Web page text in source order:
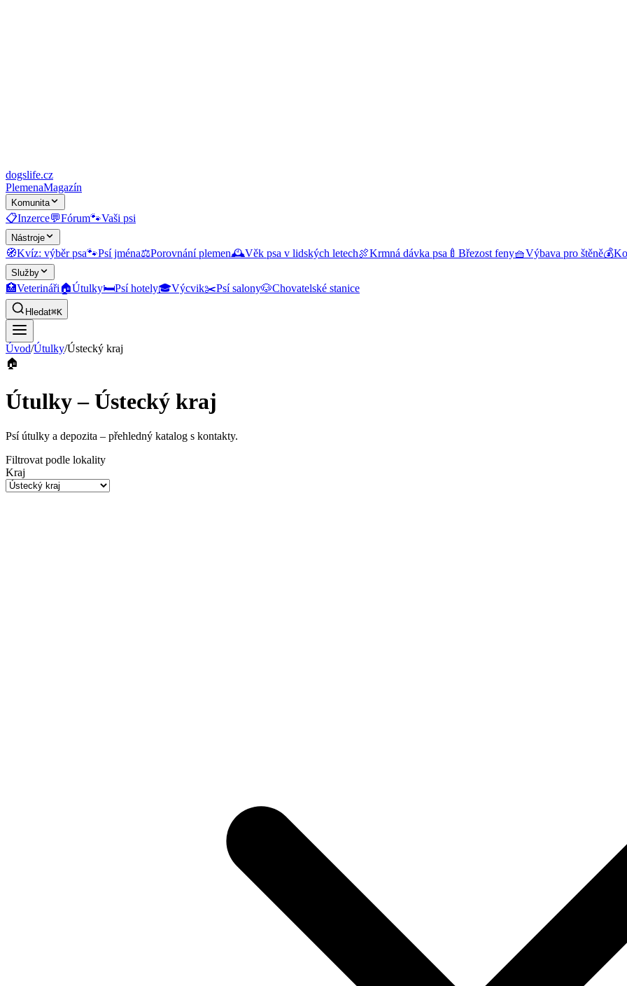
dogslife.cz
PlemenaMagazín
Komunita
📋Inzerce💬Fórum🐾Vaši psi
Nástroje
🧭Kvíz: výběr psa🐾Psí jména⚖️Porovnání plemen🕰️Věk psa v lidských letech🍖Krmná dávka psa 🍼 Březost feny🧺Výbava pro štěně💰
Služby
🏥Veterináři🏠Útulky🛏️Psí hotely🎓Výcvik✂️Psí salony🐶Chovatelské stanice
Hledat⌘K
Úvod/Útulky/Ústecký kraj
🏠
Útulky – Ústecký kraj
Psí útulky a depozita – přehledný katalog s kontakty.
Filtrovat podle lokality
Kraj